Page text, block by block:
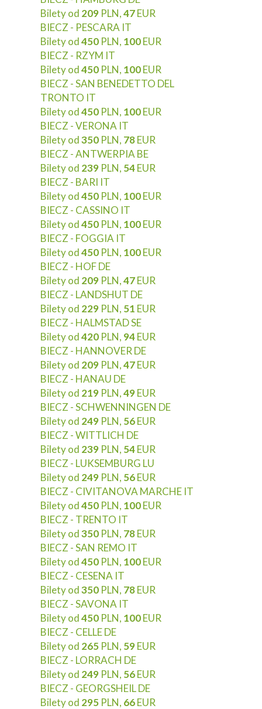
Bilety od 209 PLN,47EUR
BIECZ - PESCARA IT
Bilety od450 PLN, 100EUR
BIECZ - RZYM IT
Bilety od450 PLN, 100EUR
BIECZ - SAN BENEDETTO DEL
TRONTO IT
Bilety od450 PLN, 100EUR
BIECZ - VERONA IT
Bilety od350 PLN, 78EUR
BIECZ - ANTWERPIA BE
Bilety od 239 PLN, 54EUR
BIECZ - BARI IT
Bilety od450 PLN, 100EUR
BIECZ - CASSINO IT
Bilety od450 PLN, 100EUR
BIECZ - FOGGIA IT
Bilety od450 PLN, 100EUR
BIECZ - HOF DE
Bilety od 209 PLN,47EUR
BIECZ - LANDSHUT DE
Bilety od 229 PLN, 51 EUR
BIECZ - HALMSTAD SE
Bilety od420 PLN, 94EUR
BIECZ - HANNOVER DE
Bilety od 209 PLN,47EUR
BIECZ - HANAU DE
Bilety od 219 PLN,49EUR
BIECZ - SCHWENNINGEN DE
Bilety od 249 PLN, 56EUR
BIECZ - WITTLICH DE
Bilety od 239 PLN, 54EUR
BIECZ - LUKSEMBURG LU
Bilety od 249 PLN, 56EUR
BIECZ - CIVITANOVA MARCHE IT
Bilety od450 PLN, 100EUR
BIECZ - TRENTO IT
Bilety od350 PLN, 78EUR
BIECZ - SAN REMO IT
Bilety od450 PLN, 100EUR
BIECZ - CESENA IT
Bilety od350 PLN, 78EUR
BIECZ - SAVONA IT
Bilety od450 PLN, 100EUR
BIECZ - CELLE DE
Bilety od 265 PLN, 59EUR
BIECZ - LORRACH DE
Bilety od 249 PLN, 56EUR
BIECZ - GEORGSHEIL DE
Bilety od 295 PLN, 66EUR